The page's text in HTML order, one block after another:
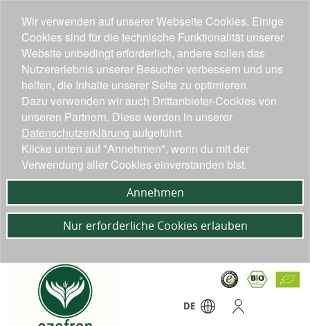
DE
Wir verwenden auf unserer Webseite Cookies. Einige
Cookies sind für die technische Funktionalität unserer
Website unbedingt erforderlich, andere sollen das
Nutzererlebnis unserer Besucher verbessern und uns
helfen, die Inhalte unserer Seite zu optimieren.
Dazu verwenden wir auch Drittanbieter-Cookies von
unseren Partnern. Diese werden in unserer
Datenschutzerklärung aufgeführt.
Klicke unten auf "Annehmen", wenn du mit der
Verwendung aller Cookies einverstanden bist.
Annehmen
Nur erforderliche Cookies erlauben